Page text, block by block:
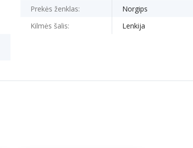
Prekės ženklas:
Norgips
Kilmės šalis:
Lenkija